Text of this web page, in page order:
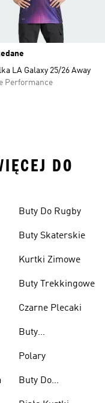
LA Galaxy 25/26 Away
Performance
DO
Buty Do Rugby
Buty Skaterskie
Kurtki Zimowe
Buty Trekkingowe
Czarne Plecaki
Buty
Polary
Buty Do